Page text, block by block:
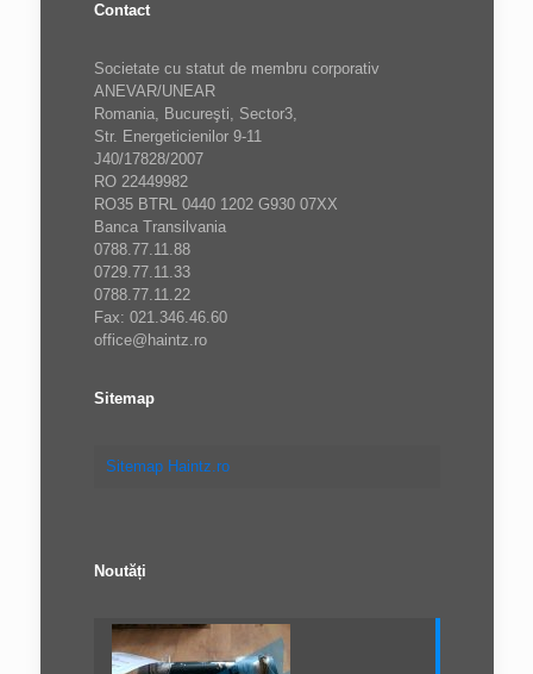
Contact
Societate cu statut de membru corporativ
ANEVAR/UNEAR
Romania, Bucureşti, Sector3,
Str. Energeticienilor 9-11
J40/17828/2007
RO 22449982
RO35 BTRL 0440 1202 G930 07XX
Banca Transilvania
0788.77.11.88
0729.77.11.33
0788.77.11.22
Fax: 021.346.46.60
office@haintz.ro
Sitemap
Sitemap Haintz.ro
Noutăți